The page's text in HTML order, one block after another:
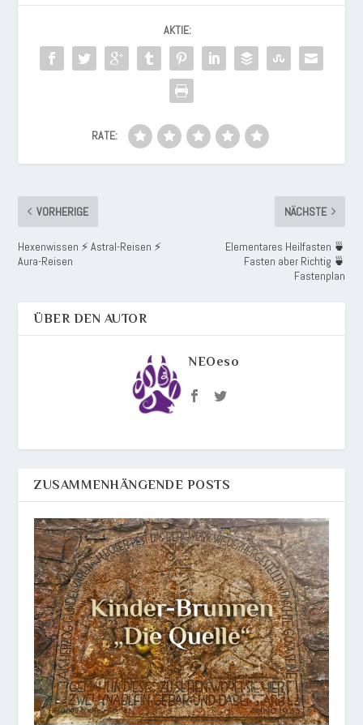
AKTIE:
RATE:
VORHERIGE
Hexenwissen ⚡ Astral-Reisen ⚡
Aura-Reisen
NÄCHSTE
Elementares Heilfasten 🍵
Fasten aber Richtig 🍵
Fastenplan
ÜBER DEN AUTOR
NEOeso
ZUSAMMENHÄNGENDE POSTS